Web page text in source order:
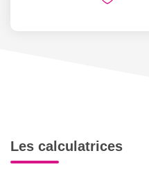
Les calculatrices